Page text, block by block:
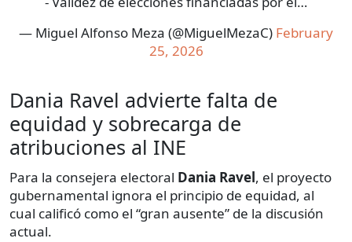
— Miguel Alfonso Meza (@MiguelMezaC) February
25, 2026
Dania Ravel advierte falta de
equidad y sobrecarga de
atribuciones al INE
Para la consejera electoral Dania Ravel, el proyecto
gubernamental ignora el principio de equidad, al
cual calificó como el “gran ausente” de la discusión
actual.